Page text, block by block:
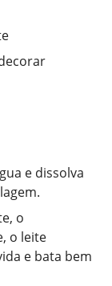
e dissolva
o
o leite
e bata bem